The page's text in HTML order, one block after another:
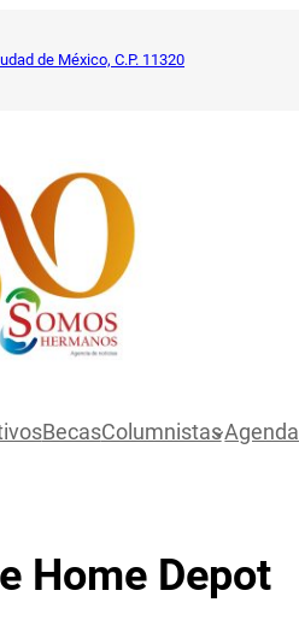
de México, C.P. 11320
BecasColumnistasAgenda
Home Depot